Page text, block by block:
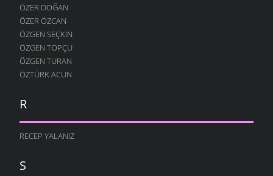
ÖZER DOĞAN
ÖZER ÖZCAN
ÖZGEN SEÇKIN
ÖZGEN TOPÇU
ÖZGEN TURAN
ÖZTÜRK ACUN
R
RECEP YALANIZ
S